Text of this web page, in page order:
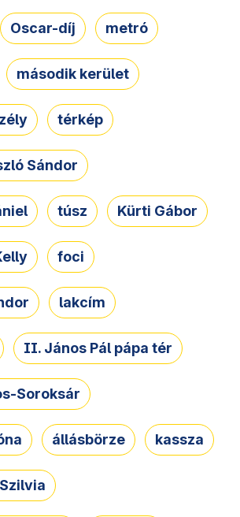
Oscar-díj metró
második kerület
térkép
Sándor
túsz Kürti Gábor
foci
lakcím
II. János Pál pápa tér
Soroksár
állásbörze kassza